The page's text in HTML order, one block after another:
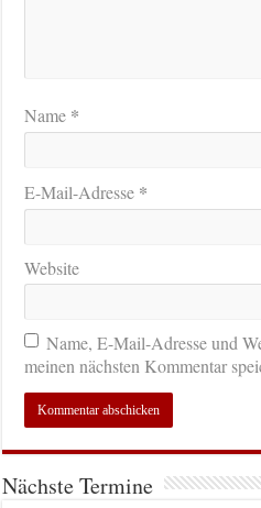
Name *
E-Mail-Adresse *
Website
Name, E-Mail-Adresse und
meinen nächsten Kommentar
Nächste Termine